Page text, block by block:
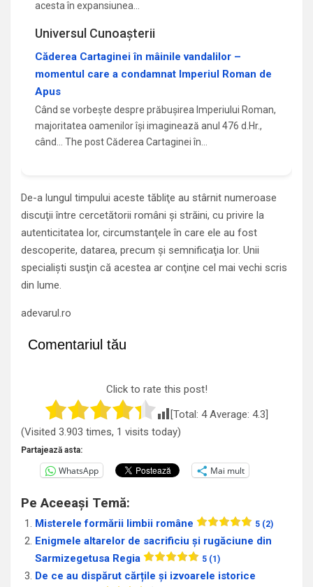
acesta în expansiunea…
Universul Cunoașterii
Căderea Cartaginei în mâinile vandalilor –
momentul care a condamnat Imperiul Roman de
Apus
Când se vorbește despre prăbușirea Imperiului Roman,
majoritatea oamenilor își imaginează anul 476 d.Hr.,
când... The post Căderea Cartaginei în…
De-a lungul timpului aceste tăbliţe au stârnit numeroase
discuţii între cercetătorii români şi străini, cu privire la
autenticitatea lor, circumstanţele în care ele au fost
descoperite, datarea, precum şi semnificaţia lor. Unii
specialişti susţin că acestea ar conţine cel mai vechi scris
din lume.
adevarul.ro
Comentariul tău
Click to rate this post!
[Total: 4Average: 4.3
(Visited 3.903 times, 1 visits today)
Partajează asta:
WhatsApp Mai mult
Pe Aceeași Temă:
Misterele formării limbii române 5 (2)
Enigmele altarelor de sacrificiu și rugăciune din
Sarmizegetusa Regia
5 (1)
De ce au dispărut cărțile și izvoarele istorice